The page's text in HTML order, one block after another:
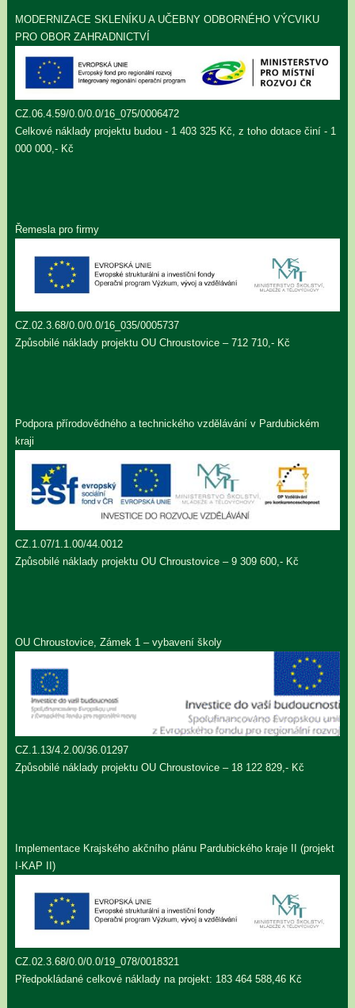
MODERNIZACE SKLENÍKU A UČEBNY ODBORNÉHO VÝCVIKU
PRO OBOR ZAHRADNICTVÍ
CZ.06.4.59/0.0/0.0/16_075/0006472
Celkové náklady projektu budou - 1 403 325 Kč, z toho dotace činí - 1
000 000,- Kč
Řemesla pro firmy
CZ.02.3.68/0.0/0.0/16_035/0005737
Způsobilé náklady projektu OU Chroustovice – 712 710,- Kč
Podpora přírodovědného a technického vzdělávání v Pardubickém
kraji
CZ.1.07/1.1.00/44.0012
Způsobilé náklady projektu OU Chroustovice – 9 309 600,- Kč
OU Chroustovice, Zámek 1 – vybavení školy
CZ.1.13/4.2.00/36.01297
Způsobilé náklady projektu OU Chroustovice – 18 122 829,- Kč
Implementace Krajského akčního plánu Pardubického kraje II (projekt
I-KAP II)
CZ.02.3.68/0.0/0.0/19_078/0018321
Předpokládané celkové náklady na projekt: 183 464 588,46 Kč